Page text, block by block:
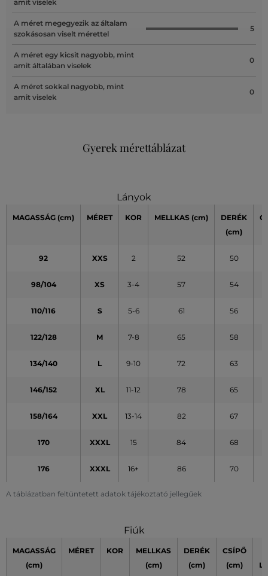
amit viselek
A méret megegyezik az általam
szokásosan viselt mérettel
5
A méret egy kicsit nagyobb, mint
amit általában viselek
0
A méret sokkal nagyobb, mint
amit viselek
0
Gyerek mérettáblázat
Lányok
A táblázatban feltüntetett adatok tájékoztató jellegűek
MAGASSÁG (cm) MÉRET KOR MELLKAS (cm)
DERÉK
(cm)
92 XXS 2 52 50
98/104 XS 3-4 57 54
110/116 S 5-6 61 56
122/128 M 7-8 65 58
134/140 L 9-10 72 63
146/152 XL 11-12 78 65
158/164 XXL 13-14 82 67
170 XXXL 15 84 68
176 XXXL 16+ 86 70
Fiúk
MAGASSÁG
(cm)
MÉRET KOR
MELLKAS
(cm)
DERÉK
(cm)
CSÍPŐ
(cm)